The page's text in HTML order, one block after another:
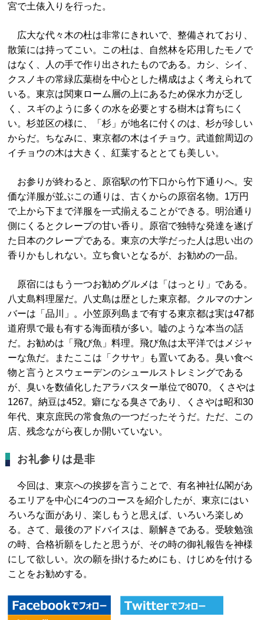
宮で土俵入りを行った。
広大な代々木の杜は非常にきれいで、整備されており、
散策には持ってこい。この杜は、自然林を応用したモノで
はなく、人の手で作り出されたものである。カシ、シイ、
クスノキの常緑広葉樹を中心とした構成はよく考えられて
いる。東京は関東ローム層の上にあるため保水力が乏し
く、スギのように多くの水を必要とする樹木は育ちにく
い。杉並区の様に、「杉」が地名に付くのは、杉が珍しい
からだ。ちなみに、東京都の木はイチョウ。武道館周辺の
イチョウの木は大きく、紅葉するととても美しい。
お参りが終わると、原宿駅の竹下口から竹下通りへ。安
価な洋服が並ぶこの通りは、古くからの原宿名物。1万円
で上から下まで洋服を一式揃えることができる。明治通り
側にくるとクレープの甘い香り。原宿で独特な発達を遂げ
た日本のクレープである。東京の大学だった人は思い出の
香りかもしれない。立ち食いとなるが、お勧めの一品。
原宿にはもう一つお勧めグルメは「はっとり」である。
八丈島料理屋だ。八丈島は歴とした東京都。クルマのナン
バーは「品川」。小笠原列島まで有する東京都は実は47都
道府県で最も有する海面積が多い。嘘のような本当の話
だ。お勧めは「飛び魚」料理。飛び魚は太平洋ではメジャ
ーな魚だ。またここは「クサヤ」も置いてある。臭い食べ
物と言うとスウェーデンのシュールストレミングである
が、臭いを数値化したアラバスター単位で8070。くさやは
1267。納豆は452。癖になる臭さであり、くさやは昭和30
年代、東京庶民の常食魚の一つだったそうだ。ただ、この
店、残念ながら夜しか開いていない。
お礼参りは是非
今回は、東京への挨拶を言うことで、有名神社仏閣があ
るエリアを中心に4つのコースを紹介したが、東京にはい
ろいろな面があり、楽しもうと思えば、いろいろ楽しめ
る。さて、最後のアドバイスは、願解きである。受験勉強
の時、合格祈願をしたと思うが、その時の御礼報告を神様
にして欲しい。次の願を掛けるためにも、けじめを付ける
ことをお勧めする。